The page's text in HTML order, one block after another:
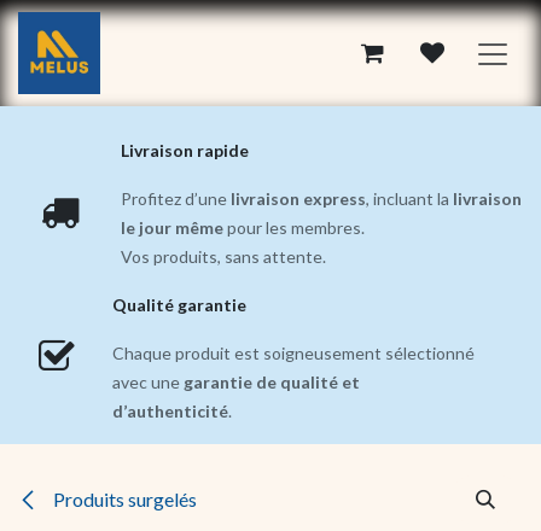
Se rendre au contenu
Livraison rapide
Profitez d’une livraison express, incluant la livraison
le jour mêmepour les membres.
Vos produits, sans attente.
Qualité garantie
Chaque produit est soigneusement sélectionné
avec une garantie de qualité et
d’authenticité.
Produits surgelés